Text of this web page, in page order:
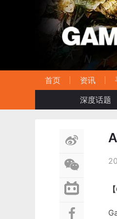
首页 资讯
深度话题